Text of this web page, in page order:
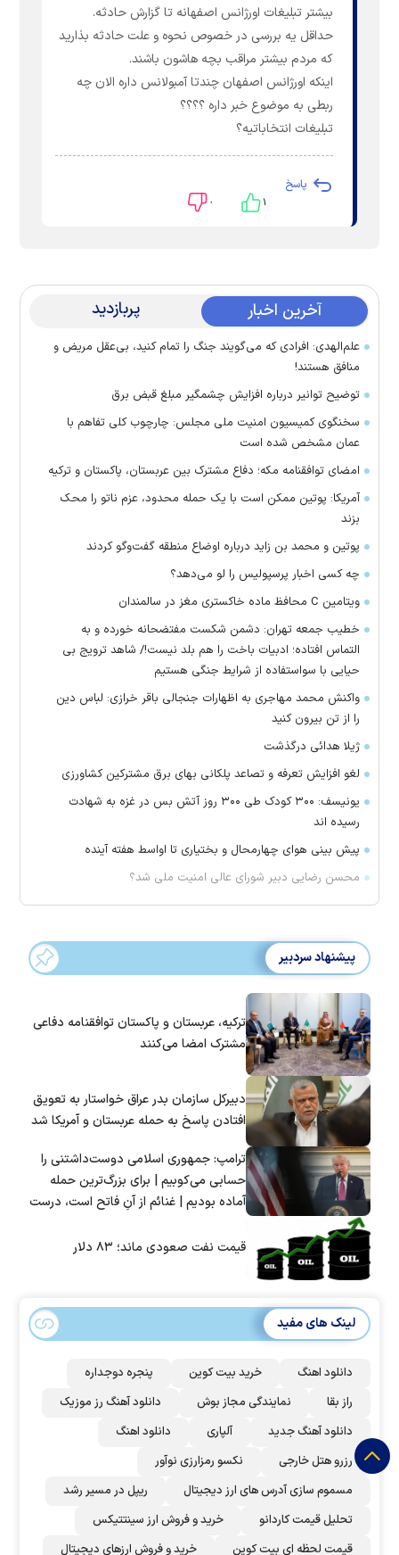
بیشتر تبلیغات اورژانس اصفهانه تا گزارش حادثه.
حداقل یه بررسی در خصوص نحوه و علت حادثه بذارید
که مردم بیشتر مراقب بچه هاشون باشند.
اینکه اورژانس اصفهان چندتا آمبولانس داره الان چه
ربطی به موضوع خبر داره ؟؟؟؟
تبلیغات انتخاباتیه؟
پاسخ
۱ ۰
آخرین اخبار پربازدید
علم‌الهدی: افرادی که می‌گویند جنگ را تمام کنید، بی‌عقل مریض و
منافق هستند!
توضیح توانیر درباره افزایش چشمگیر مبلغ قبض برق
سخنگوی کمیسیون امنیت ملی مجلس: چارچوب کلی تفاهم با
عمان مشخص شده است
امضای توافقنامه مکه؛ دفاع مشترک بین عربستان، پاکستان و ترکیه
آمریکا: پوتین ممکن است با یک حمله محدود، عزم ناتو را محک
بزند
پوتین و محمد بن زاید درباره اوضاع منطقه گفت‌وگو کردند
چه کسی اخبار پرسپولیس را لو می‌دهد؟
ویتامین C محافظ ماده خاکستری مغز در سالمندان
خطیب جمعه تهران: دشمن شکست مفتضحانه خورده و به
التماس افتاده؛ ادبیات باخت را هم بلد نیست!/ شاهد ترویج بی
حیایی با سواستفاده از شرایط جنگی هستیم
واکنش محمد مهاجری به اظهارات جنجالی باقر خرازی: لباس دین
را از تن بیرون کنید
ژیلا هدائی درگذشت
لغو افزایش تعرفه و تصاعد پلکانی بهای برق مشترکین کشاورزی
یونیسف: ۳۰۰ کودک طی ۳۰۰ روز آتش بس در غزه به شهادت
رسیده اند
پیش بینی هوای چهارمحال و بختیاری تا اواسط هفته آینده
محسن رضایی دبیر شورای عالی امنیت ملی شد؟
پیشنهاد سردبیر
ترکیه، عربستان و پاکستان توافقنامه دفاعی
مشترک امضا می‌کنند
دبیرکل سازمان بدر عراق خواستار به تعویق
افتادن پاسخ به حمله عربستان و آمریکا شد
ترامپ: جمهوری اسلامی دوست‌داشتنی را
حسابی می‌کوبیم | برای بزرگ‌ترین حمله
آماده بودیم | غنائم از آنِ فاتح است، درست
قیمت نفت صعودی ماند؛ ۸۳ دلار
لینک های مفید
دانلود اهنگ خرید بیت کوین
پنجره دوجداره
راز بقا
نمایندگی مجاز بوش
دانلود آهنگ رز‌ موزیک
دانلود آهنگ جدید
آلپاری
دانلود اهنگ
رزرو هتل خارجی
نکسو رمزارزی نوآور
مسموم سازی آدرس های ارز دیجیتال
ریپل در مسیر رشد
تحلیل قیمت کاردانو
خرید و فروش ارز سینتتیکس
قیمت لحظه ای بیت کوین
خرید و فروش ارزهای دیجیتال